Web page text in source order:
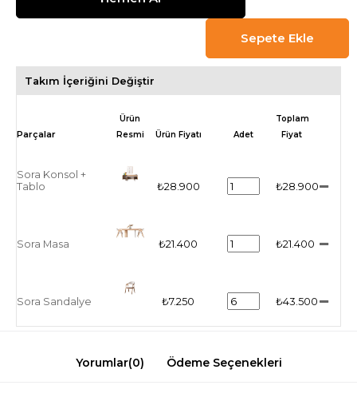
Takım İçeriğini Değiştir
Ürün
Resmi
Ürün Fiyatı Adet
Toplam
Fiyat
Sora Konsol +
Tablo
₺28.900 ₺28.900
Sora Masa ₺21.400 ₺21.400
Sora Sandalye ₺7.250 ₺43.500
Yorumlar(0) Ödeme Seçenekleri